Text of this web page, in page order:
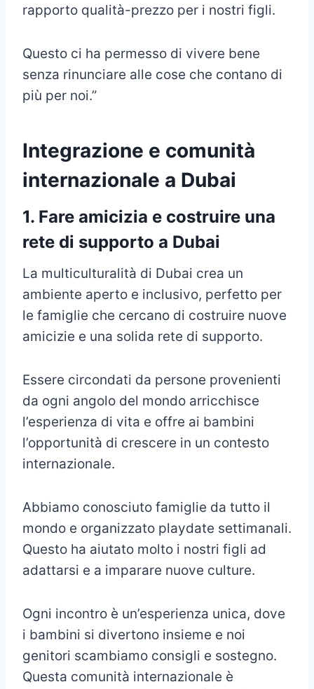
rapporto qualità-prezzo per i nostri figli.
Questo ci ha permesso di vivere bene
senza rinunciare alle cose che contano di
più per noi.”
Integrazione e comunità
internazionale a Dubai
1. Fare amicizia e costruire una
rete di supporto a Dubai
La multiculturalità di Dubai crea un
ambiente aperto e inclusivo, perfetto per
le famiglie che cercano di costruire nuove
amicizie e una solida rete di supporto.
Essere circondati da persone provenienti
da ogni angolo del mondo arricchisce
l’esperienza di vita e offre ai bambini
l’opportunità di crescere in un contesto
internazionale.
Abbiamo conosciuto famiglie da tutto il
mondo e organizzato playdate settimanali.
Questo ha aiutato molto i nostri figli ad
adattarsi e a imparare nuove culture.
Ogni incontro è un’esperienza unica, dove
i bambini si divertono insieme e noi
genitori scambiamo consigli e sostegno.
Questa comunità internazionale è